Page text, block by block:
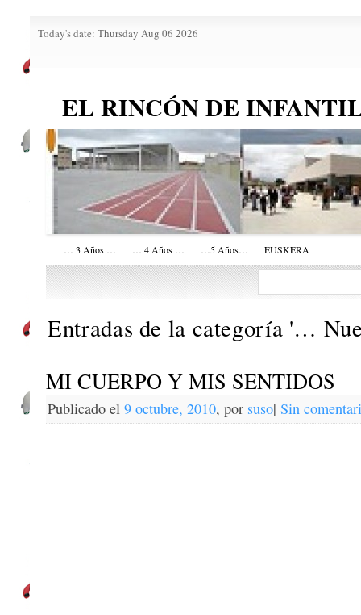
Today's date: Thursday Aug 06 2026
EL RINCÓN DE
… 3 Años … … 4 Años … …5 Años… EUSKERA
Entradas de la categoría '…
MI CUERPO Y MIS SENTIDOS
Publicado el 9 octubre, 2010,por suso| Sin